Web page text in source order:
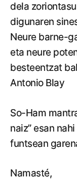
dela
digunaren
Neure barne-
eta neure
besteentzat
Antonio Blay
So-Ham
naiz” esan
funtsean
Namasté,